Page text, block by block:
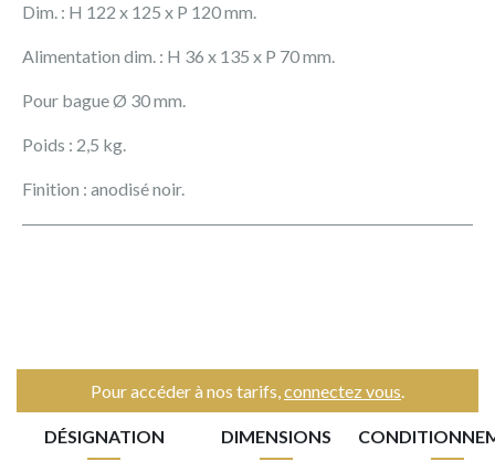
Dim. : H 122 x 125 x P 120 mm.
Alimentation dim. : H 36 x 135 x P 70 mm.
Pour bague Ø 30 mm.
Poids : 2,5 kg.
Finition : anodisé noir.
Pour accéder à nos tarifs,connectez vous.
DÉSIGNATION DIMENSIONS